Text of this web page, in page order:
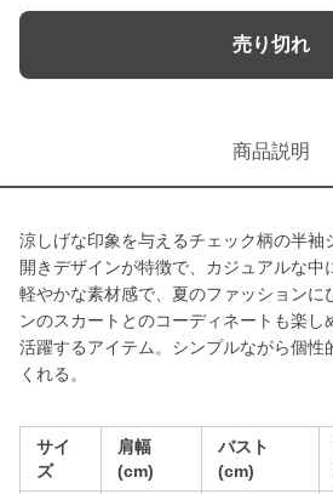
売り切れ
商品説明
涼しげな印象を与えるチェック柄の半袖
開きデザインが特徴で、カジュアルな中
軽やかな素材感で、夏のファッションに
ンのスカートとのコーディネートも楽し
活躍するアイテム。シンプルながら個性
くれる。
サイ
ズ
肩幅
(cm)
バスト
(cm)